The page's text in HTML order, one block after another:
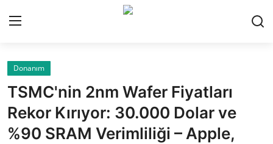
Giriş Yap
Finans
Donanım
TSMC'nin 2nm Wafer Fiyatları
Rekor Kırıyor: 30.000 Dolar ve
%90 SRAM Verimliliği – Apple,